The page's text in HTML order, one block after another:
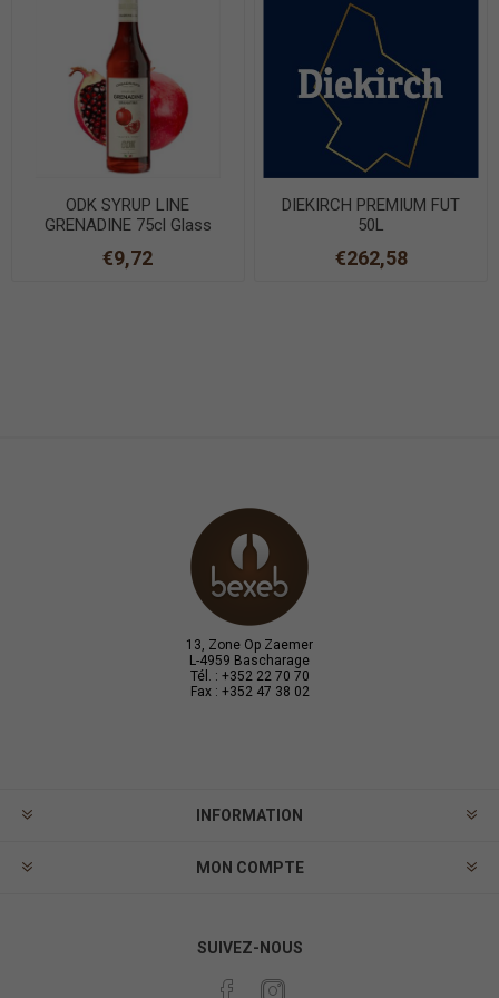
ODK SYRUP LINE
GRENADINE 75cl Glass
€9,72
DIEKIRCH PREMIUM FUT
50L
€262,58
13, Zone Op Zaemer
L-4959 Bascharage
Tél. : +352 22 70 70
Fax : +352 47 38 02
INFORMATION
MON COMPTE
SUIVEZ-NOUS